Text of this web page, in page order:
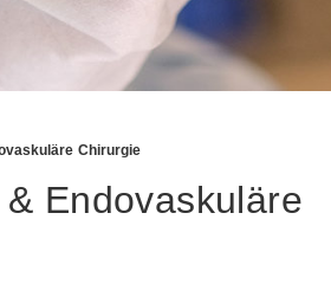
Chirurgie
Endovaskuläre